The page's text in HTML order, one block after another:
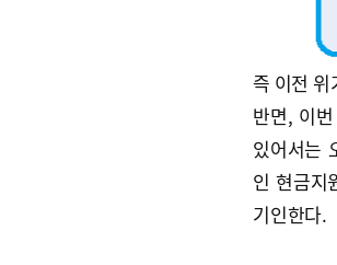
즉 이전 위
반면, 이
있어서는
인 현금지
기인한다.